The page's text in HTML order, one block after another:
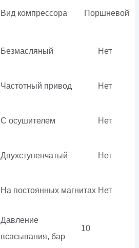
Вид компрессора Поршневой
Безмасляный Нет
Частотный привод Нет
С осушителем Нет
Двухступенчатый Нет
На постоянных магнитах Нет
Давление
всасывания, бар
10